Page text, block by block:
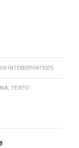
INTERDEPORTES75
,TEXTO